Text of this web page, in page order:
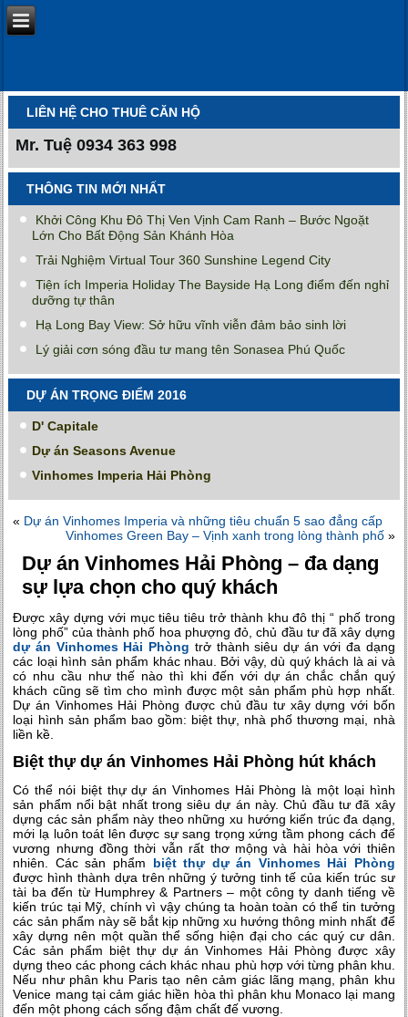
LIÊN HỆ CHO THUÊ CĂN HỘ
Mr. Tuệ 0934 363 998
THÔNG TIN MỚI NHẤT
Khởi Công Khu Đô Thị Ven Vịnh Cam Ranh – Bước Ngoặt
Lớn Cho Bất Động Sản Khánh Hòa
Trải Nghiệm Virtual Tour 360 Sunshine Legend City
Tiện ích Imperia Holiday The Bayside Hạ Long điểm đến nghỉ
dưỡng tự thân
Hạ Long Bay View: Sở hữu vĩnh viễn đảm bảo sinh lời
Lý giải cơn sóng đầu tư mang tên Sonasea Phú Quốc
DỰ ÁN TRỌNG ĐIỂM 2016
D' Capitale
Dự án Seasons Avenue
Vinhomes Imperia Hải Phòng
« Dự án Vinhomes Imperia và những tiêu chuẩn 5 sao đẳng cấp
Vinhomes Green Bay – Vịnh xanh trong lòng thành phố»
Dự án Vinhomes Hải Phòng – đa dạng
sự lựa chọn cho quý khách
Được xây dựng với mục tiêu tiêu trở thành khu đô thị “ phố trong
lòng phố” của thành phố hoa phượng đỏ, chủ đầu tư đã xây dựng
dự án Vinhomes Hải Phòng trở thành siêu dự án với đa dạng
các loại hình sản phẩm khác nhau. Bởi vậy, dù quý khách là ai và
có nhu cầu như thế nào thì khi đến với dự án chắc chắn quý
khách cũng sẽ tìm cho mình được một sản phẩm phù hợp nhất.
Dự án Vinhomes Hải Phòng được chủ đầu tư xây dựng với bốn
loại hình sản phẩm bao gồm: biệt thự, nhà phố thương mại, nhà
liền kề.
Biệt thự dự án Vinhomes Hải Phòng hút khách
Có thể nói biệt thự dự án Vinhomes Hải Phòng là một loại hình
sản phẩm nổi bật nhất trong siêu dự án này. Chủ đầu tư đã xây
dựng các sản phẩm này theo những xu hướng kiến trúc đa dạng,
mới lạ luôn toát lên được sự sang trọng xứng tầm phong cách đế
vương nhưng đồng thời vẫn rất thơ mộng và hài hòa với thiên
nhiên. Các sản phẩm biệt thự dự án Vinhomes Hải Phòng
được hình thành dựa trên những ý tưởng tinh tế của kiến trúc sư
tài ba đến từ Humphrey & Partners – một công ty danh tiếng về
kiến trúc tại Mỹ, chính vì vậy chúng ta hoàn toàn có thể tin tưởng
các sản phẩm này sẽ bắt kịp những xu hướng thông minh nhất để
xây dựng nên một quần thể sống hiện đại cho các quý cư dân.
Các sản phẩm biệt thự dự án Vinhomes Hải Phòng được xây
dựng theo các phong cách khác nhau phù hợp với từng phân khu.
Nếu như phân khu Paris tạo nên cảm giác lãng mạng, phân khu
Venice mang tại cảm giác hiền hòa thì phân khu Monaco lại mang
đến một phong cách sống đậm chất đế vương.